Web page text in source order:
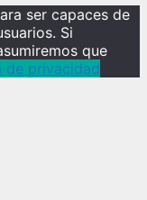
ser capaces de
Si
que
de privacidad